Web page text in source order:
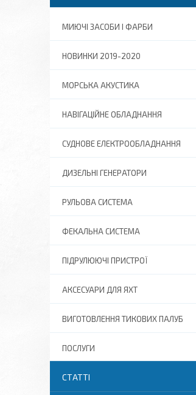
МИЮЧІ ЗАСОБИ І ФАРБИ
НОВИНКИ 2019-2020
МОРСЬКА АКУСТИКА
НАВІГАЦІЙНЕ ОБЛАДНАННЯ
СУДНОВЕ ЕЛЕКТРООБЛАДНАННЯ
ДИЗЕЛЬНІ ГЕНЕРАТОРИ
РУЛЬОВА СИСТЕМА
ФЕКАЛЬНА СИСТЕМА
ПІДРУЛЮЮЧІ ПРИСТРОЇ
АКСЕСУАРИ ДЛЯ ЯХТ
ВИГОТОВЛЕННЯ ТИКОВИХ ПАЛУБ
ПОСЛУГИ
СТАТТІ